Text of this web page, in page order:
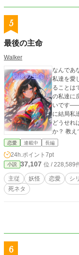
ベント
心を自覚
5
最後の主命
Walker
なんであ
私達を愛
ることは
の私達に
いです――― けど、あの頃のように戻りた
に結局私
どうせれ
恋愛 連載中 長編
24h.ポイント 7pt
小説 37,107 位 / 228,589
主従 妖怪 恋愛 シ
死ネタ
6